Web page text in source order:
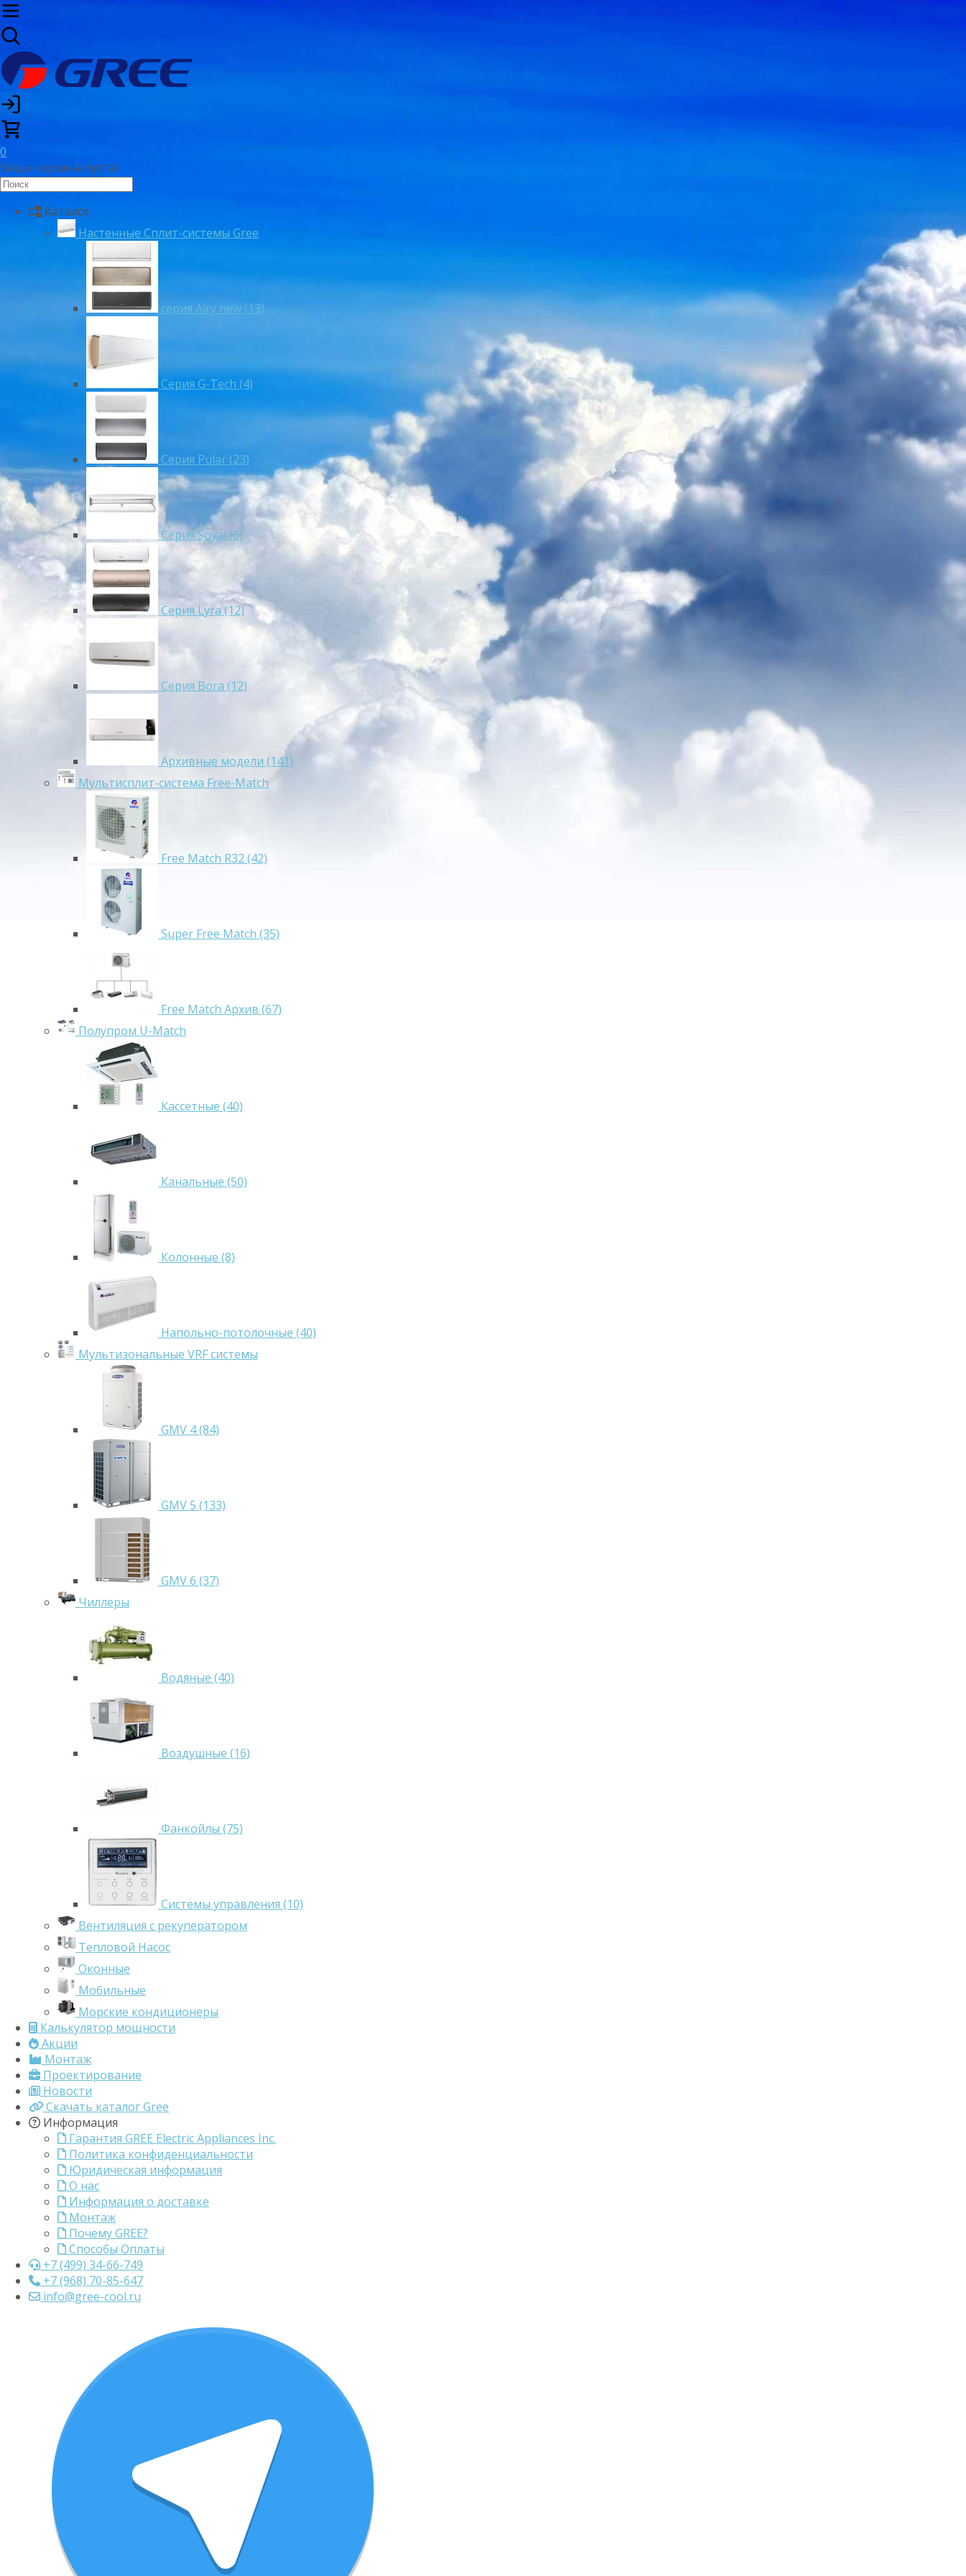
0
Ваша корзина пуста!
Каталог
Настенные Сплит-системы Gree
серия Airy new (13)
Серия G-Tech (4)
Серия Pular (23)
Cерия Soyal (6)
Серия Lyra (12)
Серия Bora (12)
Архивные модели (141)
Мультисплит-система Free-Match
Free Match R32 (42)
Super Free Match (35)
Free Match Архив (67)
Полупром U-Match
Кассетные (40)
Канальные (50)
Колонные (8)
Напольно-потолочные (40)
Мультизональные VRF системы
GMV 4 (84)
GMV 5 (133)
GMV 6 (37)
Чиллеры
Водяные (40)
Воздушные (16)
Фанкойлы (75)
Системы управления (10)
Вентиляция с рекуператором
Тепловой Насос
Оконные
Мобильные
Морские кондиционеры
Калькулятор мощности
Акции
Монтаж
Проектирование
Новости
Скачать каталог Gree
Информация
Гарантия GREE Electric Appliances Inc.
Политика конфиденциальности
Юридическая информация
О нас
Информация о доставке
Монтаж
Почему GREE?
Способы Оплаты
+7 (499) 34-66-749
+7 (968) 70-85-647
info@gree-cool.ru